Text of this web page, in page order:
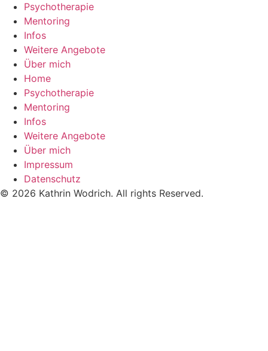
Psychotherapie
Mentoring
Infos
Weitere Angebote
Über mich
Home
Psychotherapie
Mentoring
Infos
Weitere Angebote
Über mich
Impressum
Datenschutz
© 2026 Kathrin Wodrich. All rights Reserved.